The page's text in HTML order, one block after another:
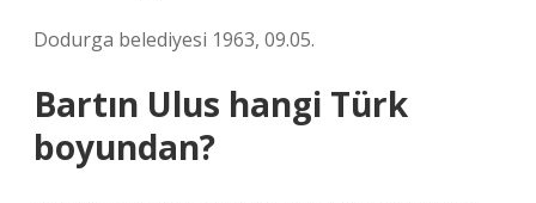
Dodurga belediyesi 1963, 09.05.
Bartın Ulus hangi Türk
boyundan?